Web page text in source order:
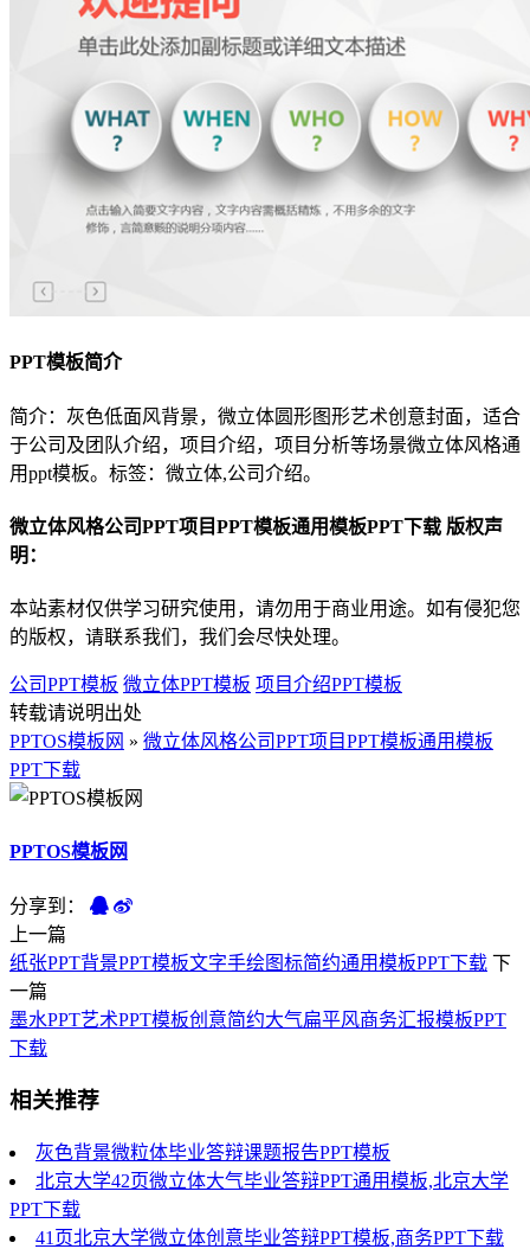
PPT模板简介
简介：灰色低面风背景，微立体圆形图形艺术创意封面，适合
于公司及团队介绍，项目介绍，项目分析等场景微立体风格通
用ppt模板。标签：微立体,公司介绍。
微立体风格公司PPT项目PPT模板通用模板PPT下载 版权声
明：
本站素材仅供学习研究使用，请勿用于商业用途。如有侵犯您
的版权，请联系我们，我们会尽快处理。
公司PPT模板 微立体PPT模板 项目介绍PPT模板
转载请说明出处
PPTOS模板网 » 微立体风格公司PPT项目PPT模板通用模板
PPT下载
PPTOS模板网
分享到：
上一篇
纸张PPT背景PPT模板文字手绘图标简约通用模板PPT下载 下
一篇
墨水PPT艺术PPT模板创意简约大气扁平风商务汇报模板PPT
下载
相关推荐
灰色背景微粒体毕业答辩课题报告PPT模板
北京大学42页微立体大气毕业答辩PPT通用模板,北京大学
PPT下载
41页北京大学微立体创意毕业答辩PPT模板,商务PPT下载